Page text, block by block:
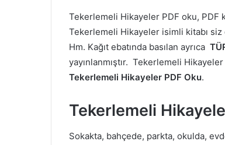
Tekerlemeli Hikayeler PDF oku, PDF
Tekerlemeli Hikayeler isimli kitabı siz
Hm. Kağıt ebatında basılan ayrıca
yayınlanmıştır. Tekerlemeli
Tekerlemeli Hikayeler PDF Oku.
Tekerlemeli
Sokakta, bahçede, parkta, okulda,